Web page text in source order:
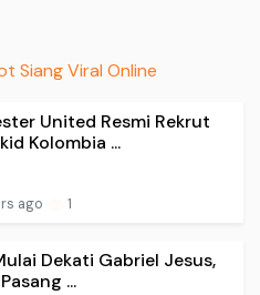
Siang Viral Online
United Resmi Rekrut
Kolombia ...
ago 1
Dekati Gabriel Jesus,
...